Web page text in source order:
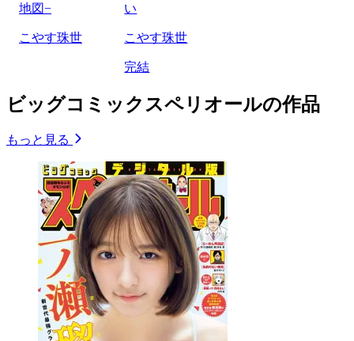
地図−
こやす珠世
い
こやす珠世
完結
ビッグコミックスペリオールの作品
もっと見る